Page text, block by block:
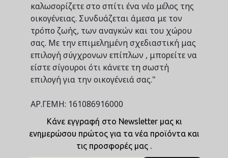
καλωσορίζετε στο σπίτι ένα νέο μέλος της
οικογένειας. Συνδυάζεται άμεσα με τον
τρόπο ζωής, των αναγκών και του χώρου
σας. Με την επιμελημένη σχεδιαστική μας
επιλογή σύγχρονων επίπλων , μπορείτε να
είστε σίγουροι ότι κάνετε τη σωστή
επιλογή για την οικογένειά σας."
ΑΡ.ΓΕΜΗ: 161086916000
Κάνε εγγραφή στο Newsletter μας κι
ενημερώσου πρώτος για τα νέα προϊόντα και
τις προσφορές μας .